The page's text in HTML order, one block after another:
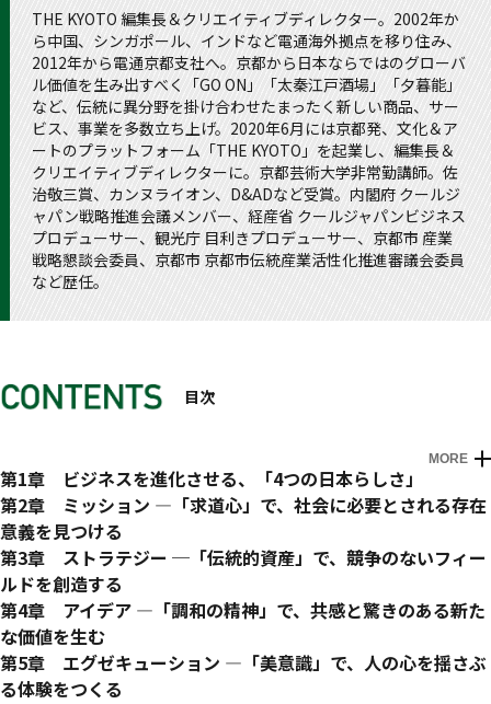
THE KYOTO 編集長＆クリエイティブディレクター。2002年か
ら中国、シンガポール、インドなど電通海外拠点を移り住み、
2012年から電通京都支社へ。京都から日本ならではのグローバ
ル価値を生み出すべく「GO ON」「太秦江戸酒場」「夕暮能」
など、伝統に異分野を掛け合わせたまったく新しい商品、サー
ビス、事業を多数立ち上げ。2020年6月には京都発、文化＆ア
ートのプラットフォーム「THE KYOTO」を起業し、編集長＆
クリエイティブディレクターに。京都芸術大学非常勤講師。佐
治敬三賞、カンヌライオン、D&ADなど受賞。内閣府 クールジ
ャパン戦略推進会議メンバー、経産省 クールジャパンビジネス
プロデューサー、観光庁 目利きプロデューサー、京都市 産業
戦略懇談会委員、京都市 京都市伝統産業活性化推進審議会委員
など歴任。
目次
MORE
はじめに 「日本らしさ」がビジネスを救う
第1章 ビジネスを進化させる、「4つの日本らしさ」
便利で安全な「だけ」の日本製品
「ものづくり大国」として名を挙げた日本／「世界における役
割」を失った日本
変わりつつある「価値」の中身
世界を席巻する「意味のある」価値／世の中は「存在理由」に
価値を感じている
「意味」はヒューマニティの思想から
「職人」が価値を紡ぎ出す、イタリアの高級ブランド／自分た
第2章 ミッション ―「求道心」で、社会に必要とされる存在
意義を見つける
「なんのため」のビジネスかを問う
「売上を伸ばす」はミッションにはならない／あえて「売上を
伸ばさない」京都の老舗／
「求道心」でビジネスの「存在意義」を追求する
「いまあるミッション」を更新する
「価値観」が変わればミッションも変わる／「変われないミッ
第3章 ストラテジー ─「伝統的資産」で、競争のないフィー
ルドを創造する
「資産」を分解して、異領域に忍び込む
「ゲームに勝つ」ではなく、「ゲームをつくる」／既存のゲー
ムをハックした「伝統的資産」／
敵を知り、強みを知って、「忍び込む」
第4章 アイデア ―「調和の精神」で、共感と驚きのある新た
な価値を生む
アイデアとは「掛け合わせ」を考えること
掛け合わせが「名付けられないもの」を生み出す／「調和の精
第5章 エグゼキューション ―「美意識」で、人の心を揺さぶ
る体験をつくる